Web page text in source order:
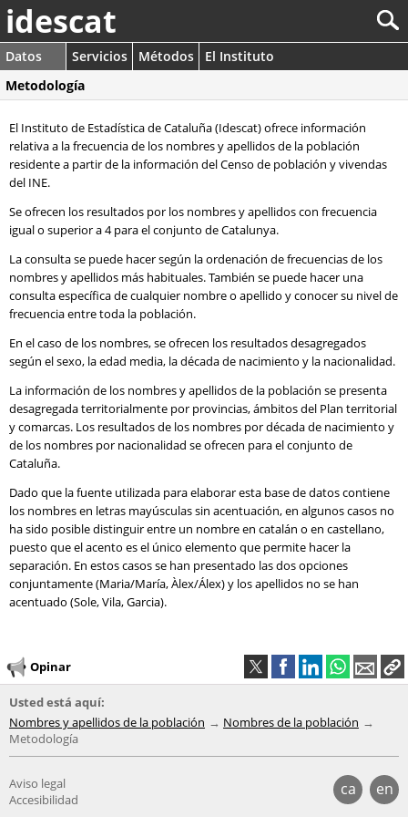
idescat
Datos Servicios Métodos
El Instituto
Metodología
El Instituto de Estadística de Cataluña (Idescat) ofrece información
relativa a la frecuencia de los nombres y apellidos de la población
residente a partir de la información del Censo de población y vivendas
del INE.
Se ofrecen los resultados por los nombres y apellidos con frecuencia
igual o superior a 4 para el conjunto de Catalunya.
La consulta se puede hacer según la ordenación de frecuencias de los
nombres y apellidos más habituales. También se puede hacer una
consulta específica de cualquier nombre o apellido y conocer su nivel de
frecuencia entre toda la población.
En el caso de los nombres, se ofrecen los resultados desagregados
según el sexo, la edad media, la década de nacimiento y la nacionalidad.
La información de los nombres y apellidos de la población se presenta
desagregada territorialmente por provincias, ámbitos del Plan territorial
y comarcas. Los resultados de los nombres por década de nacimiento y
de los nombres por nacionalidad se ofrecen para el conjunto de
Cataluña.
Dado que la fuente utilizada para elaborar esta base de datos contiene
los nombres en letras mayúsculas sin acentuación, en algunos casos no
ha sido posible distinguir entre un nombre en catalán o en castellano,
puesto que el acento es el único elemento que permite hacer la
separación. En estos casos se han presentado las dos opciones
conjuntamente (Maria/María, Àlex/Álex) y los apellidos no se han
acentuado (Sole, Vila, Garcia).
Opinar
Usted está aquí:
Nombres y apellidos de la población
Nombres de la población
Metodología
ca en
Aviso legal
Accesibilidad